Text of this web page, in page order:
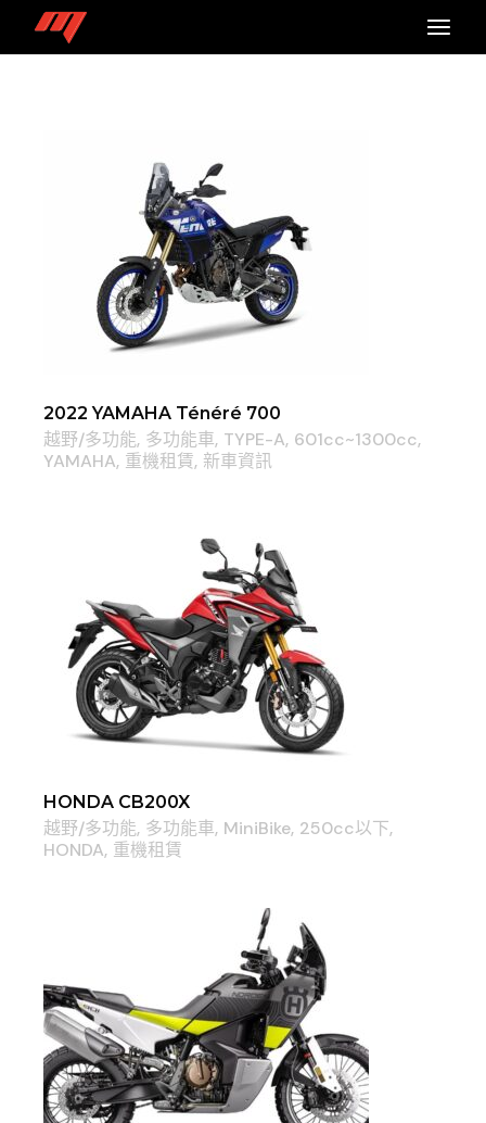
2022 YAMAHA Ténéré 700
越野/多功能 多功能車 TYPE-A 601cc~1300cc
YAMAHA 重機租賃 新車資訊
HONDA CB200X
越野/多功能 多功能車 MiniBike 250cc以下
HONDA 重機租賃